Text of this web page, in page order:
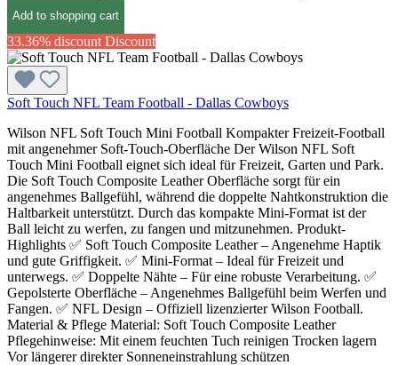
Add to shopping cart
33.36% discount Discount
Soft Touch NFL Team Football - Dallas Cowboys
Wilson NFL Soft Touch Mini Football Kompakter Freizeit-Football
mit angenehmer Soft-Touch-Oberfläche Der Wilson NFL Soft
Touch Mini Football eignet sich ideal für Freizeit, Garten und Park.
Die Soft Touch Composite Leather Oberfläche sorgt für ein
angenehmes Ballgefühl, während die doppelte Nahtkonstruktion die
Haltbarkeit unterstützt. Durch das kompakte Mini-Format ist der
Ball leicht zu werfen, zu fangen und mitzunehmen. Produkt-
Highlights ✅ Soft Touch Composite Leather – Angenehme Haptik
und gute Griffigkeit. ✅ Mini-Format – Ideal für Freizeit und
unterwegs. ✅ Doppelte Nähte – Für eine robuste Verarbeitung. ✅
Gepolsterte Oberfläche – Angenehmes Ballgefühl beim Werfen und
Fangen. ✅ NFL Design – Offiziell lizenzierter Wilson Football.
Material & Pflege Material: Soft Touch Composite Leather
Pflegehinweise: Mit einem feuchten Tuch reinigen Trocken lagern
Vor längerer direkter Sonneneinstrahlung schützen